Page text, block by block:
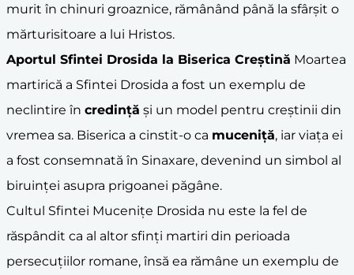
murit în chinuri groaznice, rămânând până la sfârșit o
mărturisitoare a lui Hristos.
Aportul Sfintei Drosida la Biserica Creștină Moartea
martirică a Sfintei Drosida a fost un exemplu de
neclintire în credință și un model pentru creștinii din
vremea sa. Biserica a cinstit-o ca muceniță, iar viața ei
a fost consemnată în Sinaxare, devenind un simbol al
biruinței asupra prigoanei păgâne.
Cultul Sfintei Mucenițe Drosida nu este la fel de
răspândit ca al altor sfinți martiri din perioada
persecuțiilor romane, însă ea rămâne un exemplu de